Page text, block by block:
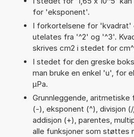
for 'eksponent'.
I forkortelsene for
utelates fra '^2' og '^3'.
skrives cm2 i stedet for
I stedet for den greske
man bruke en enkel 'u', for
µPa.
Grunnleggende, aritmetiske
(-), eksponent (^), divisjon
addisjon (+), parentes,
alle funksjoner som støttes